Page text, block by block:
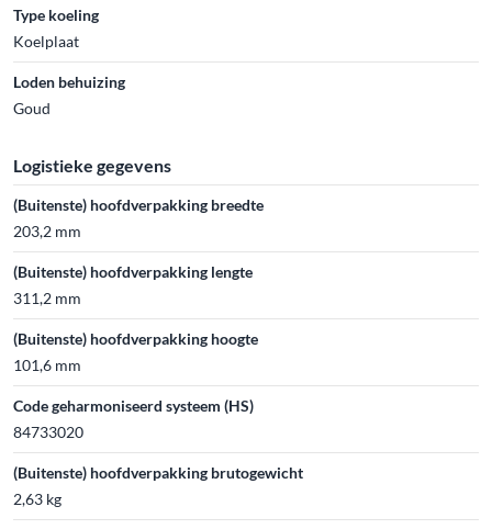
Type koeling
Koelplaat
Loden behuizing
Goud
Logistieke gegevens
(Buitenste) hoofdverpakking breedte
203,2 mm
(Buitenste) hoofdverpakking lengte
311,2 mm
(Buitenste) hoofdverpakking hoogte
101,6 mm
Code geharmoniseerd systeem (HS)
84733020
(Buitenste) hoofdverpakking brutogewicht
2,63 kg